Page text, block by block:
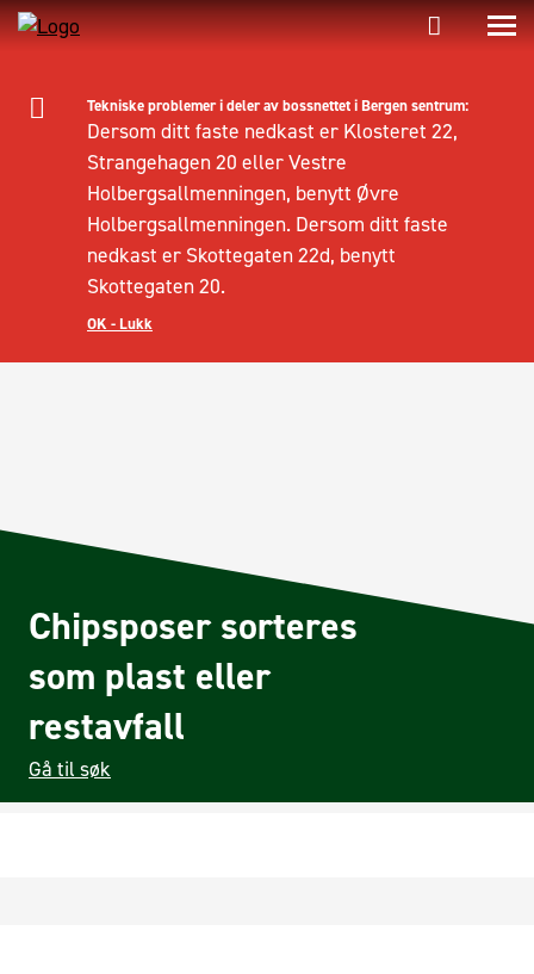
Tekniske problemer i deler av bossnettet i Bergen sentrum:
Dersom ditt faste nedkast er Klosteret 22,
Strangehagen 20 eller Vestre
Holbergsallmenningen, benytt Øvre
Holbergsallmenningen. Dersom ditt faste
nedkast er Skottegaten 22d, benytt
Skottegaten 20.
OK - Lukk
Chipsposer sorteres
som plast eller
restavfall
Gå til søk